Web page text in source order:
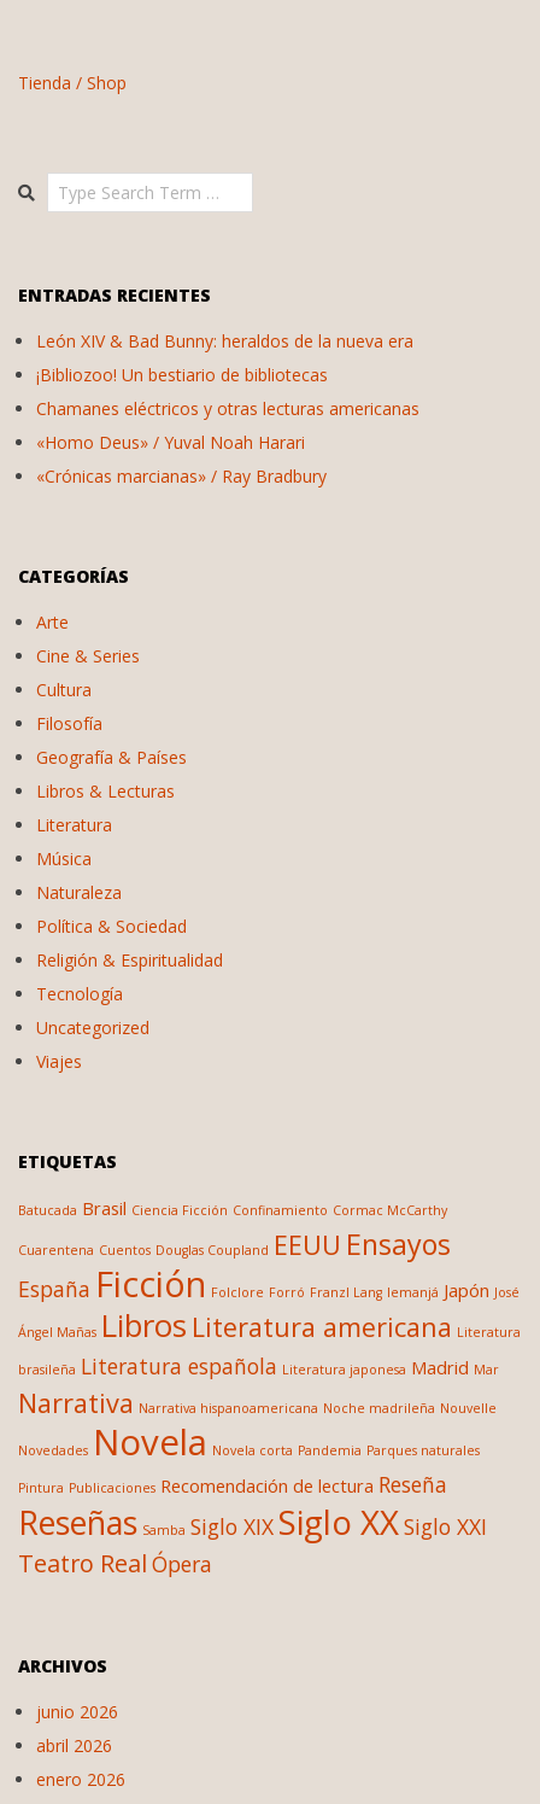
Tienda / Shop
Search
ENTRADAS RECIENTES
León XIV & Bad Bunny: heraldos de la nueva era
¡Bibliozoo! Un bestiario de bibliotecas
Chamanes eléctricos y otras lecturas americanas
«Homo Deus» / Yuval Noah Harari
«Crónicas marcianas» / Ray Bradbury
CATEGORÍAS
Arte
Cine & Series
Cultura
Filosofía
Geografía & Países
Libros & Lecturas
Literatura
Música
Naturaleza
Política & Sociedad
Religión & Espiritualidad
Tecnología
Uncategorized
Viajes
ETIQUETAS
Batucada Brasil Ciencia Ficción Confinamiento Cormac McCarthy
Cuarentena Cuentos Douglas Coupland EEUU Ensayos
España Ficción Folclore Forró Franzl Lang Iemanjá Japón José
Ángel Mañas Libros Literatura americana Literatura
brasileña Literatura española Literatura japonesa Madrid Mar
Narrativa Narrativa hispanoamericana Noche madrileña Nouvelle
Novedades Novela Novela corta Pandemia Parques naturales
Pintura Publicaciones Recomendación de lectura Reseña
Reseñas Samba Siglo XIX Siglo XXSiglo XXI
Teatro Real Ópera
ARCHIVOS
junio 2026
abril 2026
enero 2026